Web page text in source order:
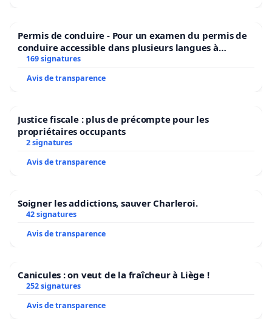
Permis de conduire - Pour un examen du permis de
conduire accessible dans plusieurs langues à
Bruxelles
169 signatures
Avis de transparence
Justice fiscale : plus de précompte pour les
propriétaires occupants
2 signatures
Avis de transparence
Soigner les addictions, sauver Charleroi.
42 signatures
Avis de transparence
Canicules : on veut de la fraîcheur à Liège !
252 signatures
Avis de transparence